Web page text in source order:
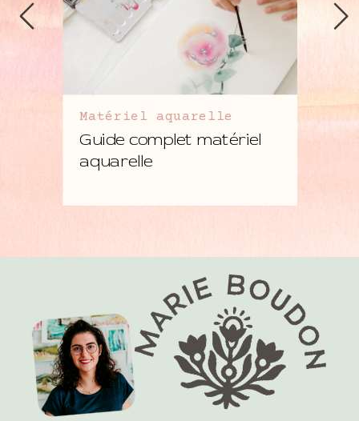
Guide complet matériel
aquarelle
Matériel aquarelle